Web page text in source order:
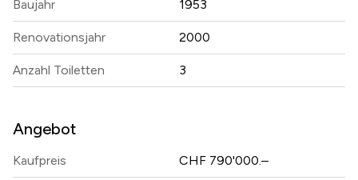
Baujahr 1953
Renovationsjahr 2000
Anzahl Toiletten 3
Angebot
Kaufpreis CHF 790'000.–